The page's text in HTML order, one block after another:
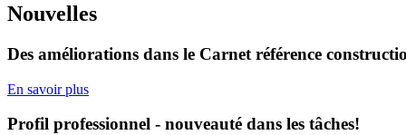
Nouvelles
Des améliorations dans le Carnet référence
En savoir plus
Profil professionnel - nouveauté dans les tâches!